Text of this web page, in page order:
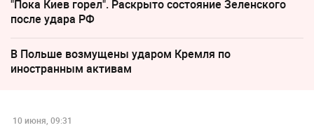
"Пока Киев горел". Раскрыто состояние Зеленского
после удара РФ
В Польше возмущены ударом Кремля по
иностранным активам
10 июня, 09:31